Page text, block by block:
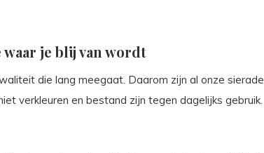
je blij van wordt
die lang meegaat. Daarom zijn al onze
verkleuren en bestand zijn tegen dagelijks